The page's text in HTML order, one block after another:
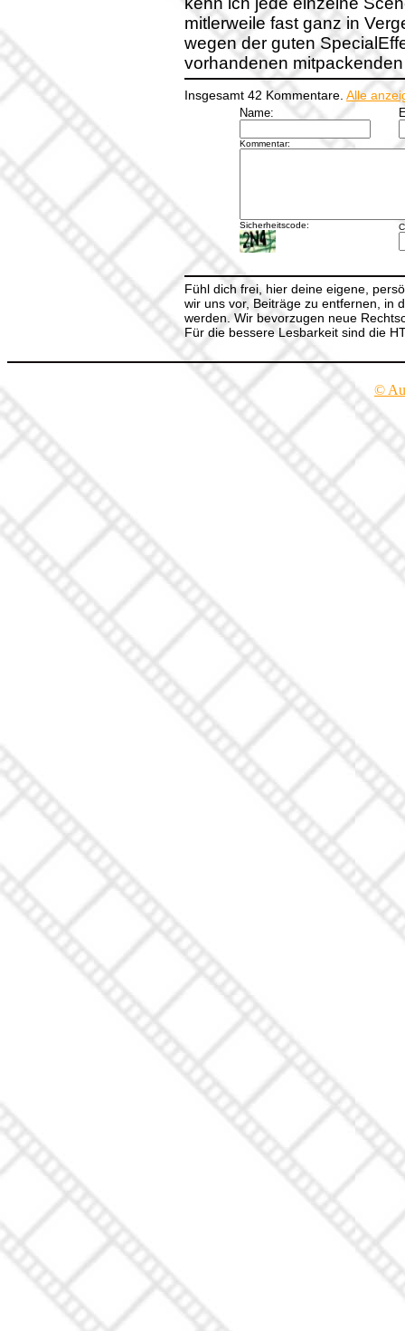
mitlerweile fast ganz in
wegen der guten
vorhandenen
Insgesamt 42 Kommentare. Alle
Name:
Kommentar:
Sicherheitscode:
Fühl dich frei, hier deine eigene,
wir uns vor, Beiträge zu entfernen, in
werden. Wir bevorzugen neue
Für die bessere Lesbarkeit sind die
©